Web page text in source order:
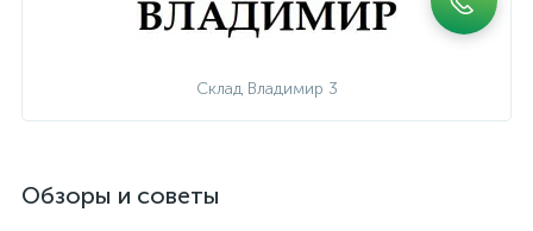
Склад Владимир 3
Обзоры и советы